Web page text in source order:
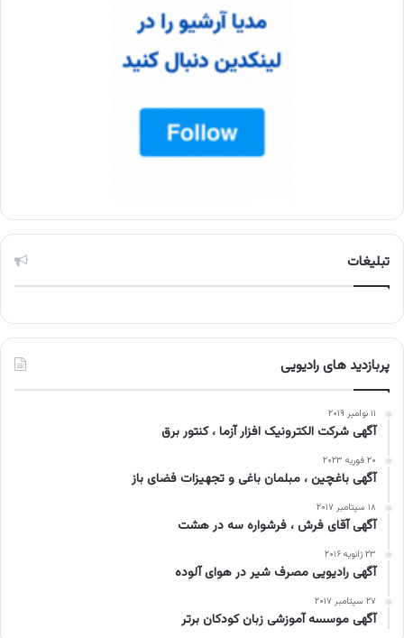
تبلیغات
پربازدید های رادیویی
۱۱ نوامبر ۲۰۱۹
آگهی شرکت الکترونیک افزار آزما ، کنتور برق
۲۰ فوریه ۲۰۲۳
آگهی باغچین ، مبلمان باغی و تجهیزات فضای باز
۱۸ سپتامبر ۲۰۱۷
آگهی آقای فرش ، فرشواره سه در هشت
۲۳ ژانویه ۲۰۱۶
آگهی رادیویی مصرف شیر در هوای آلوده
۲۷ سپتامبر ۲۰۱۷
آگهی موسسه آموزشی زبان کودکان برتر